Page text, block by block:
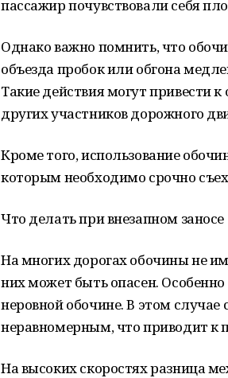
пассажир почувствовали себя
Однако важно помнить, что
объезда пробок или обгона
Такие действия могут привести
других участников дорожного
Кроме того, использование
которым необходимо срочно
Что делать при внезапном заносе
На многих дорогах обочины не
них может быть опасен.
неровной обочине. В этом
неравномерным, что приводит к
На высоких скоростях разница